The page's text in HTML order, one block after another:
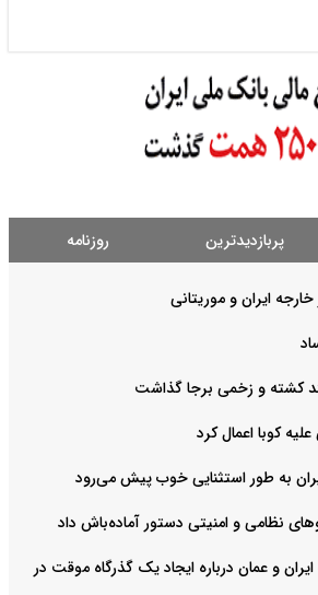
پربازدیدترین روزنامه
ایران و موریتانی
کشته و زخمی برجا گذاشت
کوبا اعمال کرد
به طور استثنایی خوب پیش می‌رود
نظامی و امنیتی دستور آماده‌باش داد
و عمان درباره ایجاد یک گذرگاه موقت در